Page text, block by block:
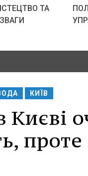
ТА
КИЇВ
Києві